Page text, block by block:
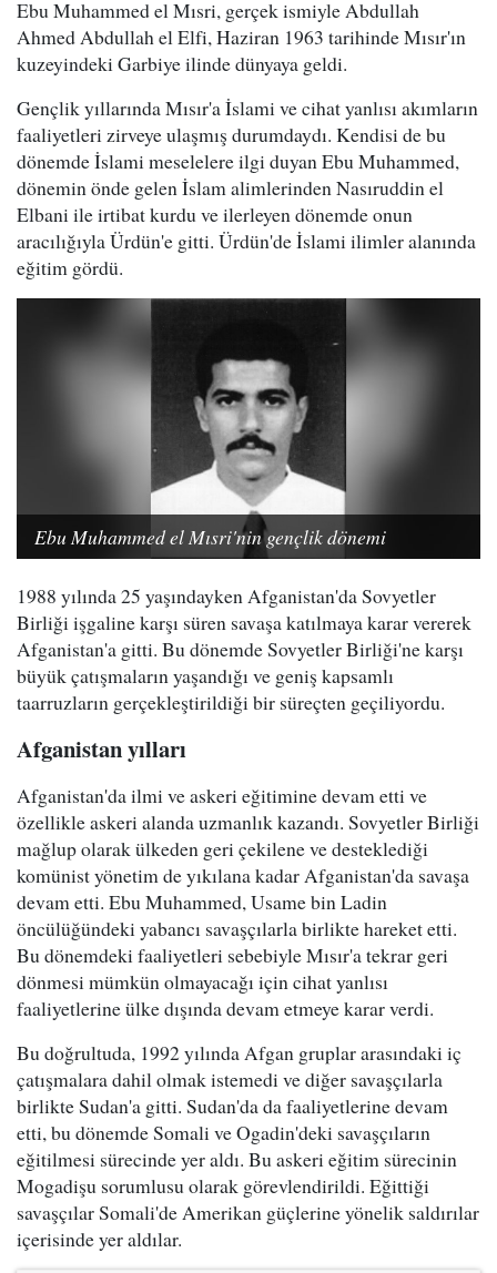
Ebu Muhammed el Mısri, gerçek ismiyle Abdullah
Ahmed Abdullah el Elfi, Haziran 1963 tarihinde Mısır'ın
kuzeyindeki Garbiye ilinde dünyaya geldi.
Gençlik yıllarında Mısır'a İslami ve cihat yanlısı akımların
faaliyetleri zirveye ulaşmış durumdaydı. Kendisi de bu
dönemde İslami meselelere ilgi duyan Ebu Muhammed,
dönemin önde gelen İslam alimlerinden Nasıruddin el
Elbani ile irtibat kurdu ve ilerleyen dönemde onun
aracılığıyla Ürdün'e gitti. Ürdün'de İslami ilimler alanında
eğitim gördü.
Ebu Muhammed el Mısri'nin gençlik dönemi
1988 yılında 25 yaşındayken Afganistan'da Sovyetler
Birliği işgaline karşı süren savaşa katılmaya karar vererek
Afganistan'a gitti. Bu dönemde Sovyetler Birliği'ne karşı
büyük çatışmaların yaşandığı ve geniş kapsamlı
taarruzların gerçekleştirildiği bir süreçten geçiliyordu.
Afganistan yılları
Afganistan'da ilmi ve askeri eğitimine devam etti ve
özellikle askeri alanda uzmanlık kazandı. Sovyetler Birliği
mağlup olarak ülkeden geri çekilene ve desteklediği
komünist yönetim de yıkılana kadar Afganistan'da savaşa
devam etti. Ebu Muhammed, Usame bin Ladin
öncülüğündeki yabancı savaşçılarla birlikte hareket etti.
Bu dönemdeki faaliyetleri sebebiyle Mısır'a tekrar geri
dönmesi mümkün olmayacağı için cihat yanlısı
faaliyetlerine ülke dışında devam etmeye karar verdi.
Bu doğrultuda, 1992 yılında Afgan gruplar arasındaki iç
çatışmalara dahil olmak istemedi ve diğer savaşçılarla
birlikte Sudan'a gitti. Sudan'da da faaliyetlerine devam
etti, bu dönemde Somali ve Ogadin'deki savaşçıların
eğitilmesi sürecinde yer aldı. Bu askeri eğitim sürecinin
Mogadişu sorumlusu olarak görevlendirildi. Eğittiği
savaşçılar Somali'de Amerikan güçlerine yönelik saldırılar
içerisinde yer aldılar.